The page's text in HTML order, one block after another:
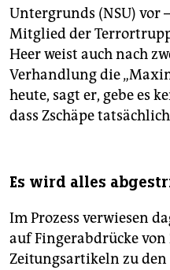
Untergrunds (NSU) vor
Mitglied der
Heer weist auch nach
Verhandlung die
heute, sagt er, gebe es
dass Zschäpe
Es wird alles
Im Prozess verwiesen
auf Fingerabdrücke von
Zeitungsartikeln zu